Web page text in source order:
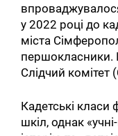
у 2022 році до
міста
Слідчий комітет
Кадетські
шкіл, однак